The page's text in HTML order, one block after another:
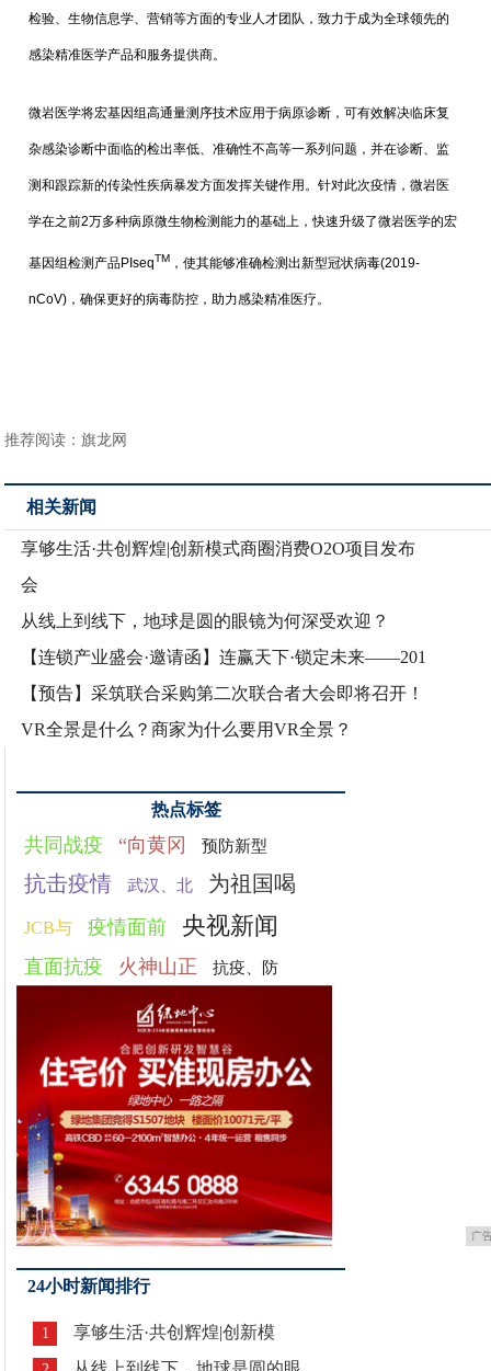
检验、生物信息学、营销等方面的专业人才团队，致力于成为全球领先的
感染精准医学产品和服务提供商。
微岩医学将宏基因组高通量测序技术应用于病原诊断，可有效解决临床复
杂感染诊断中面临的检出率低、准确性不高等一系列问题，并在诊断、监
测和跟踪新的传染性疾病暴发方面发挥关键作用。针对此次疫情，微岩医
学在之前2万多种病原微生物检测能力的基础上，快速升级了微岩医学的宏
基因组检测产品PIseqTM ，使其能够准确检测出新型冠状病毒(2019-
nCoV)，确保更好的病毒防控，助力感染精准医疗。
推荐阅读：旗龙网
相关新闻
享够生活·共创辉煌|创新模式商圈消费O2O项目发布
会
从线上到线下，地球是圆的眼镜为何深受欢迎？
【连锁产业盛会·邀请函】连赢天下·锁定未来——201
【预告】采筑联合采购第二次联合者大会即将召开！
VR全景是什么？商家为什么要用VR全景？
热点标签
共同战疫 “向黄冈 预防新型
抗击疫情 武汉、北 为祖国喝
JCB与 疫情面前 央视新闻
直面抗疫 火神山正 抗疫、防
广
24小时新闻排行
1 享够生活·共创辉煌|创新模